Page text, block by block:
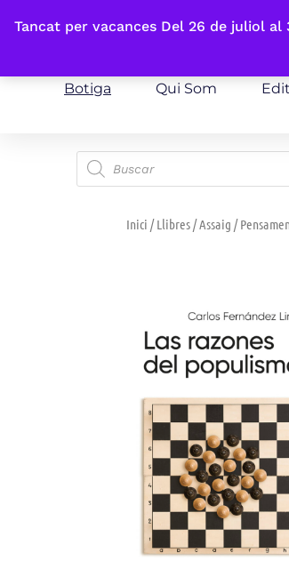
Tancat per vacances Del 26 de juliol al
Fes-te'n sòcia
Botiga Qui Som
Inici /Llibres/Assaig /